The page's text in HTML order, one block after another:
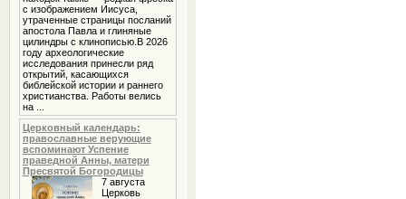
с изображением Иисуса,
утраченные страницы посланий
апостола Павла и глиняные
цилиндры с клинописью.В 2026
году археологические
исследования принесли ряд
открытий, касающихся
библейской истории и раннего
христианства. Работы велись
на ...
Церковный календарь:
православные верующие
вспоминают Успение
праведной Анны, матери
Пресвятой Богородицы
7 августа
Церковь